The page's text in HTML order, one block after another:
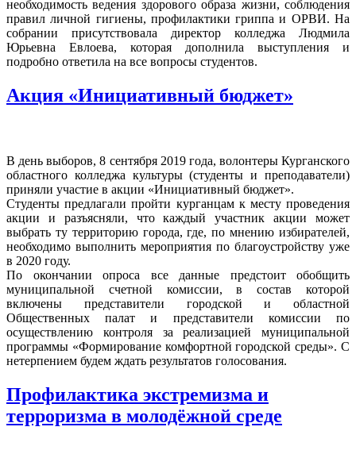
необходимость ведения здорового образа жизни, соблюдения
правил личной гигиены, профилактики гриппа и ОРВИ. На
собрании присутствовала директор колледжа Людмила
Юрьевна Евлоева, которая дополнила выступления и
подробно ответила на все вопросы студентов.
Акция «Инициативный бюджет»
В день выборов, 8 сентября 2019 года, волонтеры Курганского
областного колледжа культуры (студенты и преподаватели)
приняли участие в акции «Инициативный бюджет».
Студенты предлагали пройти курганцам к месту проведения
акции и разъясняли, что каждый участник акции может
выбрать ту территорию города, где, по мнению избирателей,
необходимо выполнить мероприятия по благоустройству уже
в 2020 году.
По окончании опроса все данные предстоит обобщить
муниципальной счетной комиссии, в состав которой
включены представители городской и областной
Общественных палат и представители комиссии по
осуществлению контроля за реализацией муниципальной
программы «Формирование комфортной городской среды». С
нетерпением будем ждать результатов голосования.
Профилактика экстремизма и
терроризма в молодёжной среде